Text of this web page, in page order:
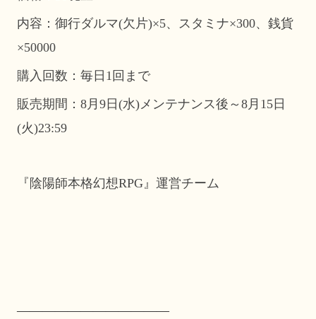
内容：御行ダルマ(欠片)×5、スタミナ×300、銭貨
×50000
購入回数：毎日1回まで
販売期間：8月9日(水)メンテナンス後～8月15日
(火)23:59
『陰陽師本格幻想RPG』運営チーム
————————————